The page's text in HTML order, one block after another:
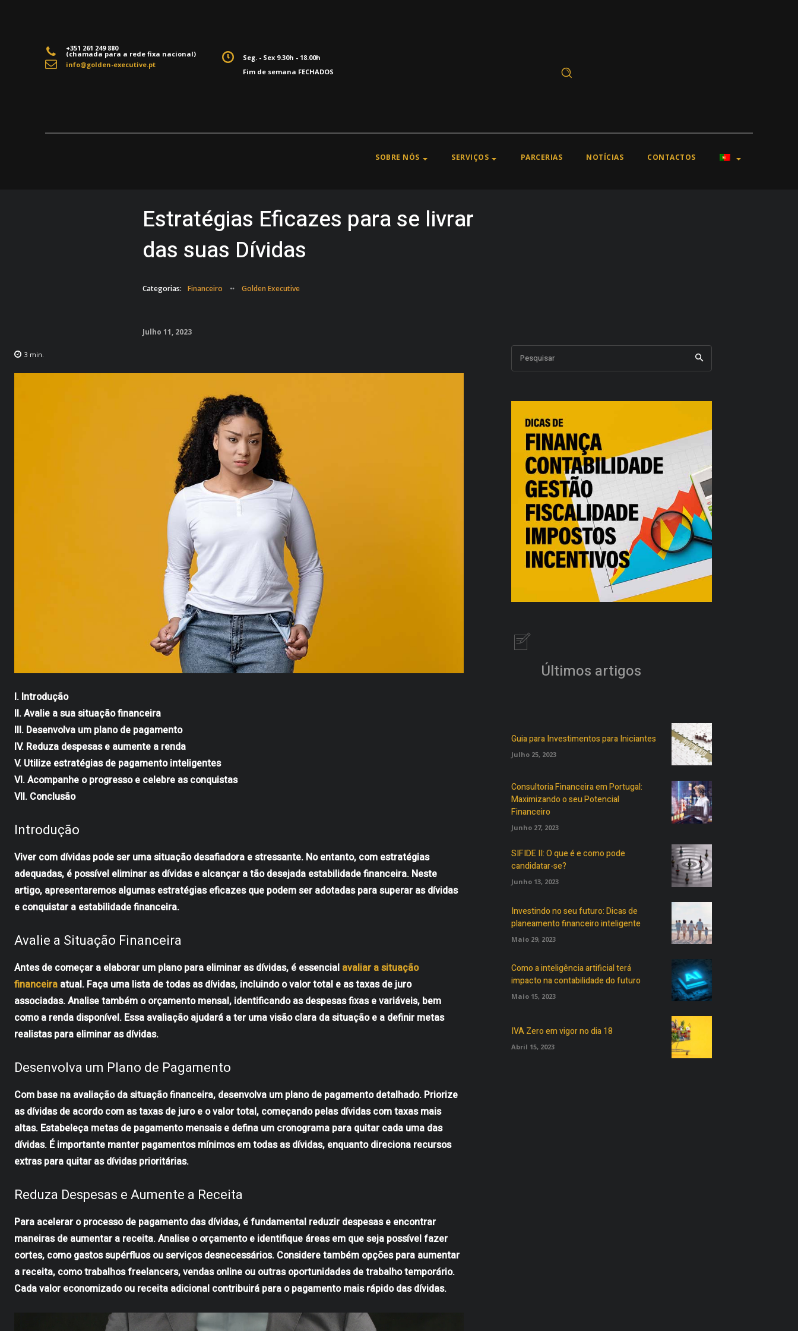
+351 261 249 880
(chamada para a rede fixa nacional)
info@golden-executive.pt
Seg. - Sex 9.30h - 18.00h
Fim de semana FECHADOS
SOBRE NÓS SERVIÇOS PARCERIAS NOTÍCIAS CONTACTOS
Estratégias Eficazes para se livrar
das suas Dívidas
Categorias: Financeiro Golden Executive
Julho 11, 2023
3 min.
I. Introdução
II. Avalie a sua situação financeira
III. Desenvolva um plano de pagamento
IV. Reduza despesas e aumente a renda
V. Utilize estratégias de pagamento inteligentes
VI. Acompanhe o progresso e celebre as conquistas
VII. Conclusão
Introdução
Viver com dívidas pode ser uma situação desafiadora e stressante. No entanto, com estratégias
adequadas, é possível eliminar as dívidas e alcançar a tão desejada estabilidade financeira. Neste
artigo, apresentaremos algumas estratégias eficazes que podem ser adotadas para superar as dívidas
e conquistar a estabilidade financeira.
Avalie a Situação Financeira
Antes de começar a elaborar um plano para eliminar as dívidas, é essencial avaliar a situação
financeira atual. Faça uma lista de todas as dívidas, incluindo o valor total e as taxas de juro
associadas. Analise também o orçamento mensal, identificando as despesas fixas e variáveis, bem
como a renda disponível. Essa avaliação ajudará a ter uma visão clara da situação e a definir metas
realistas para eliminar as dívidas.
Desenvolva um Plano de Pagamento
Com base na avaliação da situação financeira, desenvolva um plano de pagamento detalhado. Priorize
as dívidas de acordo com as taxas de juro e o valor total, começando pelas dívidas com taxas mais
altas. Estabeleça metas de pagamento mensais e defina um cronograma para quitar cada uma das
dívidas. É importante manter pagamentos mínimos em todas as dívidas, enquanto direciona recursos
extras para quitar as dívidas prioritárias.
Reduza Despesas e Aumente a Receita
Para acelerar o processo de pagamento das dívidas, é fundamental reduzir despesas e encontrar
maneiras de aumentar a receita. Analise o orçamento e identifique áreas em que seja possível fazer
cortes, como gastos supérfluos ou serviços desnecessários. Considere também opções para aumentar
a receita, como trabalhos freelancers, vendas online ou outras oportunidades de trabalho temporário.
Cada valor economizado ou receita adicional contribuirá para o pagamento mais rápido das dívidas.
Pesquisar
Últimos artigos
Guia para Investimentos para Iniciantes
Julho 25, 2023
Consultoria Financeira em Portugal:
Maximizando o seu Potencial
Financeiro
Junho 27, 2023
SIFIDE II: O que é e como pode
candidatar-se?
Junho 13, 2023
Investindo no seu futuro: Dicas de
planeamento financeiro inteligente
Maio 29, 2023
Como a inteligência artificial terá
impacto na contabilidade do futuro
Maio 15, 2023
IVA Zero em vigor no dia 18
Abril 15, 2023